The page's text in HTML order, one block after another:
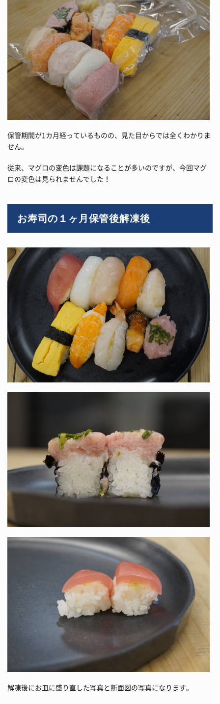
保管期間が1カ月経っているものの、見た目からでは全くわかりま
せん。
従来、マグロの変色は課題になることが多いのですが、今回マグ
ロの変色は見られませんでした！
お寿司の１ヶ月保管後解凍後
解凍後にお皿に盛り直した写真と断面図の写真になります。